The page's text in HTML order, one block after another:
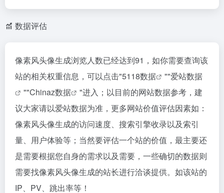
数据评估
像素风头像生成浏览人数已经达到91，如你需要查询该
站的相关权重信息，可以点击"5118数据 ""爱站数据
""Chinaz数据
"进入；以目前的网站数据参考，建
议大家请以爱站数据为准，更多网站价值评估因素如：
像素风头像生成的访问速度、搜索引擎收录以及索引
量、用户体验等；当然要评估一个站的价值，最主要还
是需要根据您自身的需求以及需要，一些确切的数据则
需要找像素风头像生成的站长进行洽谈提供。如该站的
IP、PV、跳出率等！